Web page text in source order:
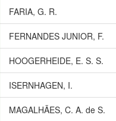
FARIA, G. R.
FERNANDES JUNIOR, F.
HOOGERHEIDE, E. S. S.
ISERNHAGEN, I.
MAGALHÃES, C. A. de S.